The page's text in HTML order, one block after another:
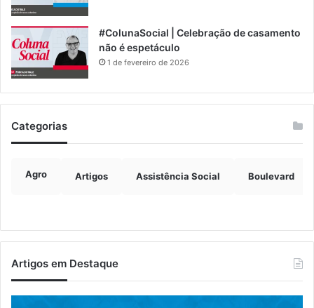
#ColunaSocial | Celebração de casamento
não é espetáculo
1 de fevereiro de 2026
Categorias
Agro Artigos Assistência Social Boulevard
Artigos em Destaque